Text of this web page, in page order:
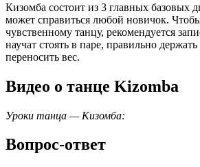
Кизомба состоит из 3 главных базовых
может справиться любой новичок.
чувственному танцу, рекомендуется
научат стоять в паре, правильно
переносить вес.
Видео о танце Kizomba
Уроки танца — Кизомба:
Вопрос-ответ